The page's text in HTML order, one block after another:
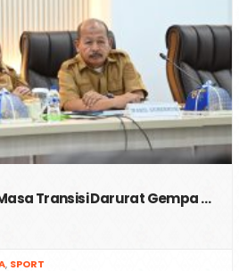
Transisi Darurat Gempa …
, SPORT